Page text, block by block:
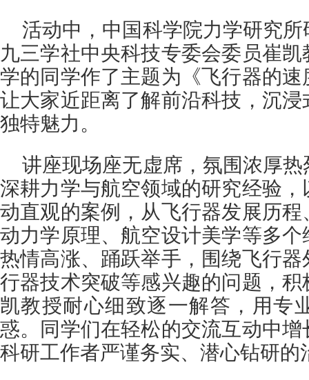
活动中，中国科学院力学研究
九三学社中央科技专委会委员崔
学的同学作了主题为《飞行器的
让大家近距离了解前沿科技，沉
独特魅力。
讲座现场座无虚席，氛围浓厚
深耕力学与航空领域的研究经验
动直观的案例，从飞行器发展历
动力学原理、航空设计美学等多
热情高涨、踊跃举手，围绕飞行
行器技术突破等感兴趣的问题，
凯教授耐心细致逐一解答，用专
惑。同学们在轻松的交流互动中
科研工作者严谨务实、潜心钻研的